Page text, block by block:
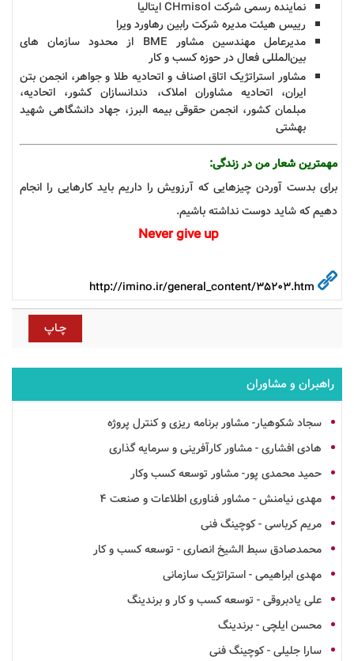
نماینده رسمی شرکت CHmisolایتالیا
رییس هیئت مدیره شرکت رابین رهاورد ویرا
مدیرعامل مهندسین مشاور BME از محدود سازمان های
بین‌المللی فعال در حوزه کسب و کار
مشاور استراتژیک اتاق اصناف و اتحادیه طلا و جواهر، انجمن بتن
ایران، اتحادیه مشاوران املاک، دندانسازان کشور، اتحادیه،
مبلمان کشور، انجمن حقوقی بیمه البرز، جهاد دانشگاهی شهید
بهشتی
مهمترین شعار من در زندگی:
برای بدست آوردن چیزهایی که آرزویش را داریم باید کارهایی را انجام
دهیم که شاید دوست نداشته باشیم.
Never give up
راهبران و مشاوران
سجاد شکوهیار- مشاور برنامه ریزی و کنترل پروژه
هادی افشاری - مشاور کارآفرینی و سرمایه گذاری
حمید محمدی پور- مشاور توسعه کسب وکار
مهدی نیامنش - مشاور فناوری اطلاعات و صنعت 4
مریم کرباسی - کوچینگ فنی
محمدصادق سبط الشیخ انصاری - توسعه کسب و کار
مهدی ابراهیمی - استراتژیک سازمانی
علی یادبروقی - توسعه کسب و کار و برندینگ
محسن ایلچی - برندینگ
سارا جلیلی - کوچینگ فنی